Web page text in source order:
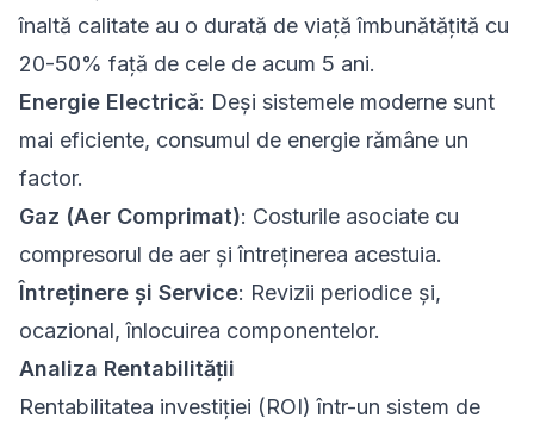
înaltă calitate au o durată de viață îmbunătățită cu
20-50% față de cele de acum 5 ani.
Energie Electrică: Deși sistemele moderne sunt
mai eficiente, consumul de energie rămâne un
factor.
Gaz (Aer Comprimat): Costurile asociate cu
compresorul de aer și întreținerea acestuia.
Întreținere și Service: Revizii periodice și,
ocazional, înlocuirea componentelor.
Analiza Rentabilității
Rentabilitatea investiției (ROI) într-un sistem de